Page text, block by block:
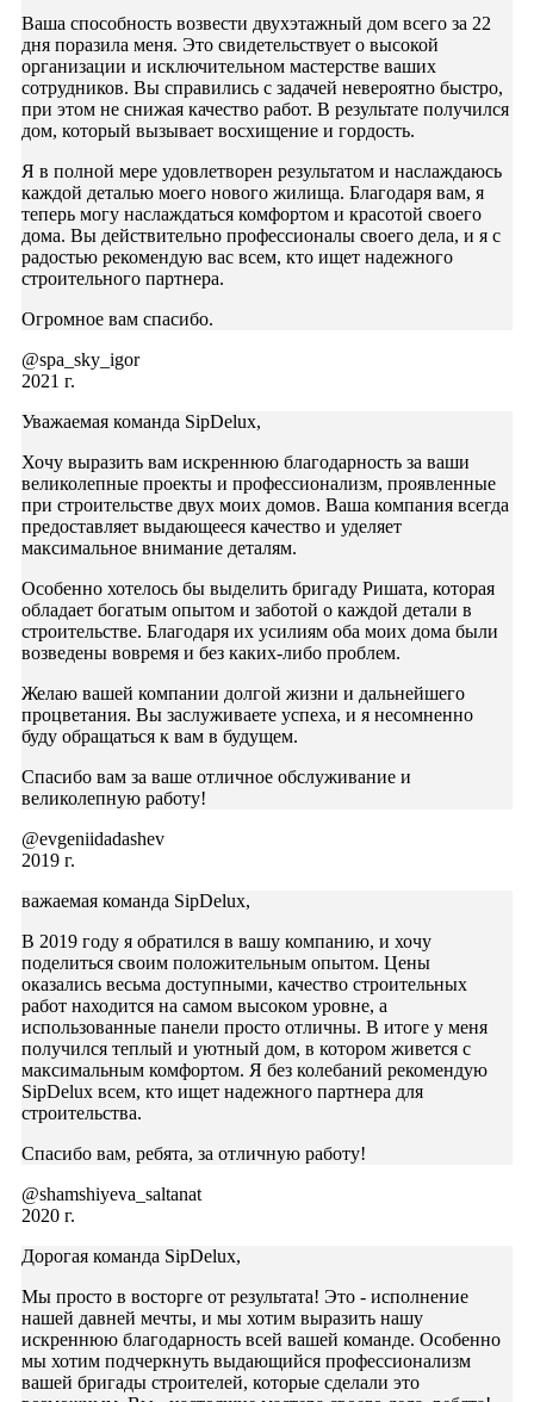
Ваша способность возвести двухэтажный дом всего за 22
дня поразила меня. Это свидетельствует о высокой
организации и исключительном мастерстве ваших
сотрудников. Вы справились с задачей невероятно быстро,
при этом не снижая качество работ. В результате получился
дом, который вызывает восхищение и гордость.
Я в полной мере удовлетворен результатом и наслаждаюсь
каждой деталью моего нового жилища. Благодаря вам, я
теперь могу наслаждаться комфортом и красотой своего
дома. Вы действительно профессионалы своего дела, и я с
радостью рекомендую вас всем, кто ищет надежного
строительного партнера.
Огромное вам спасибо.
@spa_sky_igor
2021 г.
Уважаемая команда SipDelux,
Хочу выразить вам искреннюю благодарность за ваши
великолепные проекты и профессионализм, проявленные
при строительстве двух моих домов. Ваша компания всегда
предоставляет выдающееся качество и уделяет
максимальное внимание деталям.
Особенно хотелось бы выделить бригаду Ришата, которая
обладает богатым опытом и заботой о каждой детали в
строительстве. Благодаря их усилиям оба моих дома были
возведены вовремя и без каких-либо проблем.
Желаю вашей компании долгой жизни и дальнейшего
процветания. Вы заслуживаете успеха, и я несомненно
буду обращаться к вам в будущем.
Спасибо вам за ваше отличное обслуживание и
великолепную работу!
@evgeniidadashev
2019 г.
важаемая команда SipDelux,
В 2019 году я обратился в вашу компанию, и хочу
поделиться своим положительным опытом. Цены
оказались весьма доступными, качество строительных
работ находится на самом высоком уровне, а
использованные панели просто отличны. В итоге у меня
получился теплый и уютный дом, в котором живется с
максимальным комфортом. Я без колебаний рекомендую
SipDelux всем, кто ищет надежного партнера для
строительства.
Спасибо вам, ребята, за отличную работу!
@shamshiyeva_saltanat
2020 г.
Дорогая команда SipDelux,
Мы просто в восторге от результата! Это - исполнение
нашей давней мечты, и мы хотим выразить нашу
искреннюю благодарность всей вашей команде. Особенно
мы хотим подчеркнуть выдающийся профессионализм
вашей бригады строителей, которые сделали это